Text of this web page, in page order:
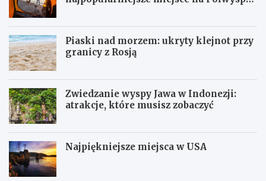
Piaski nad morzem: ukryty klejnot przy
granicy z Rosją
Zwiedzanie wyspy Jawa w Indonezji:
atrakcje, które musisz zobaczyć
Najpiękniejsze miejsca w USA
K
P